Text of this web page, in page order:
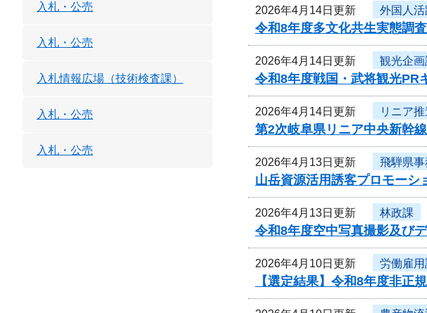
2026年4月14日更新 外国人
令和8年度多文化共生実態調
2026年4月14日更新 観光企画
令和8年度戦国・武将観光PR
2026年4月14日更新 リニア
第2次岐阜県リニア中央新幹
2026年4月13日更新 飛騨県
山岳資源活用誘客プロモーシ
2026年4月13日更新 林政課
令和8年度空中写真撮影及び
2026年4月10日更新 労働雇用
【選定結果】令和8年度非正
入札・公売
入札・公売
入札情報広場（技術検査課）
入札・公売
入札・公売